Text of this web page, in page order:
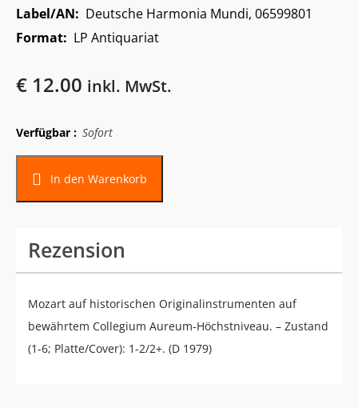
Label/AN: Deutsche Harmonia Mundi, 06599801
Format: LP Antiquariat
€ 12.00 inkl. MwSt.
Verfügbar : Sofort
In den Warenkorb
Rezension
Mozart auf historischen Originalinstrumenten auf
bewährtem Collegium Aureum-Höchstniveau. – Zustand
(1-6; Platte/Cover): 1-2/2+. (D 1979)